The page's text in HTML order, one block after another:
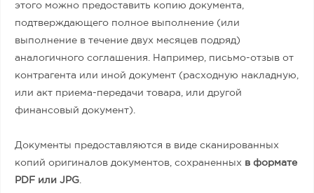
этого можно предоставить копию документа,
подтверждающего полное выполнение (или
выполнение в течение двух месяцев подряд)
аналогичного соглашения. Например, письмо-отзыв от
контрагента или иной документ (расходную накладную,
или акт приема-передачи товара, или другой
финансовый документ).
Документы предоставляются в виде сканированных
копий оригиналов документов, сохраненных в формате
PDF или JPG